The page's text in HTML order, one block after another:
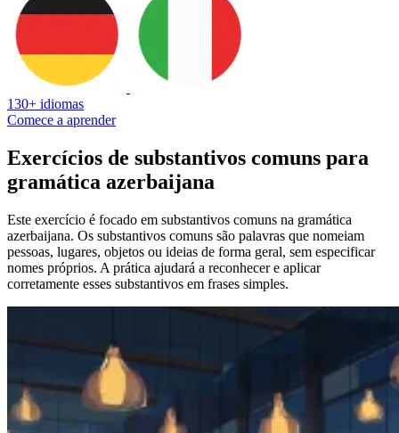
130+ idiomas
Comece a aprender
Exercícios de substantivos comuns para
gramática azerbaijana
Este exercício é focado em substantivos comuns na gramática
azerbaijana. Os substantivos comuns são palavras que nomeiam
pessoas, lugares, objetos ou ideias de forma geral, sem especificar
nomes próprios. A prática ajudará a reconhecer e aplicar
corretamente esses substantivos em frases simples.